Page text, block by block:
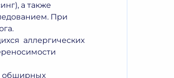
а также
При
аллергических
обширных